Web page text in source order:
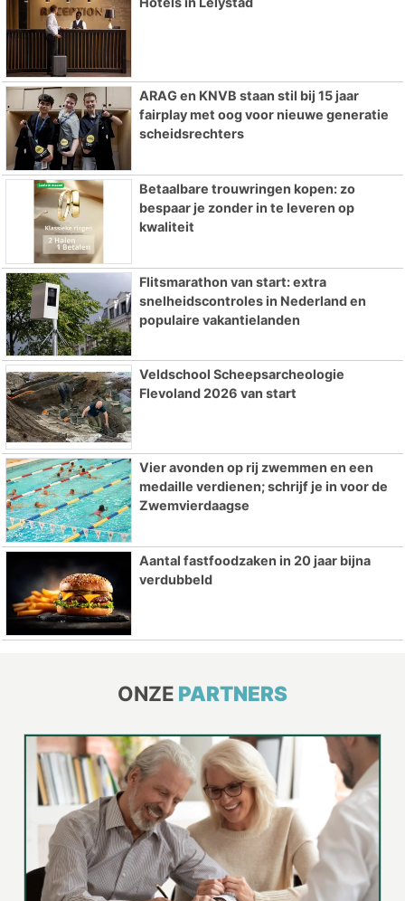
ARAG en KNVB staan stil bij 15 jaar
fairplay met oog voor nieuwe generatie
scheidsrechters
Betaalbare trouwringen kopen: zo
bespaar je zonder in te leveren op
kwaliteit
Flitsmarathon van start: extra
snelheidscontroles in Nederland en
populaire vakantielanden
Veldschool Scheepsarcheologie
Flevoland 2026 van start
Vier avonden op rij zwemmen en een
medaille verdienen; schrijf je in voor de
Zwemvierdaagse
Aantal fastfoodzaken in 20 jaar bijna
verdubbeld
ONZE PARTNERS